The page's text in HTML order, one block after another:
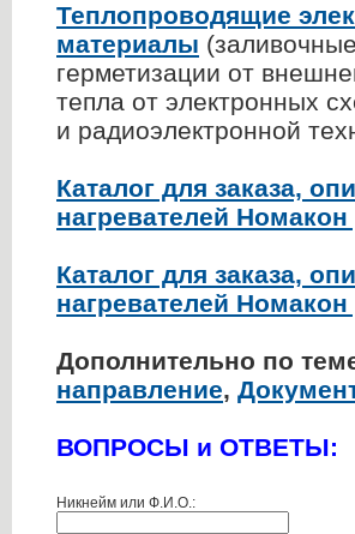
Теплопроводящие
материалы
герметизации от
тепла от электронных
и радиоэлектронной
Каталог для заказа,
нагревателей Номакон
Каталог для заказа,
нагревателей Номакон
Дополнительно по
направление,
ВОПРОСЫ и ОТВЕТЫ:
Никнейм или Ф.И.О.: